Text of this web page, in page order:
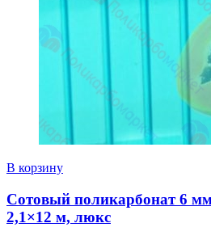
В корзину
Сотовый поликарбонат 6
2,1×12 м, люкс